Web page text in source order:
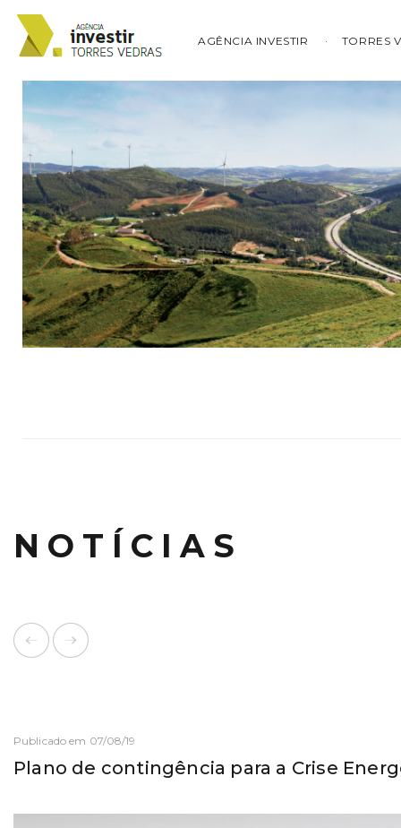
AGÊNCIA INVESTIR TORRES
NOTÍCIAS
Publicado em 07/08/19
Plano de contingência para a Crise